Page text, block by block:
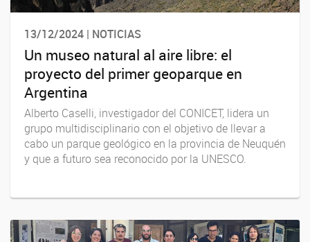
13/12/2024 | NOTICIAS
Un museo natural al aire libre: el
proyecto del primer geoparque en
Argentina
Alberto Caselli, investigador del CONICET, lidera un
grupo multidisciplinario con el objetivo de llevar a
cabo un parque geológico en la provincia de Neuquén
y que a futuro sea reconocido por la UNESCO.